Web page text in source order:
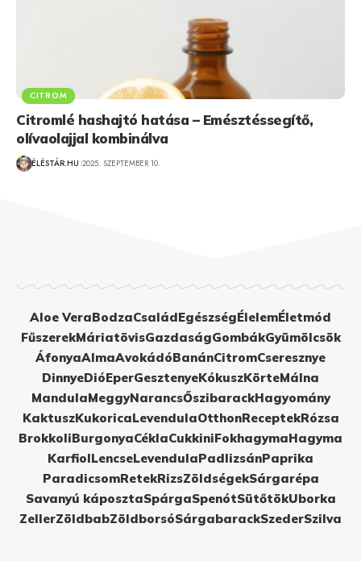
CITROM
Citromlé hashajtó hatása – Emésztéssegítő,
olívaolajjal kombinálva
ÉLÉSTÁR.HU 2025. SZEPTEMBER 10.
Aloe VeraBodzaCsaládEgészségÉlelemÉletmód
FűszerekMáriatövisGazdaságGombákGyümölcsök
ÁfonyaAlmaAvokádóBanánCitromCseresznye
DinnyeDióEperGesztenyeKókuszKörteMálna
MandulaMeggyNarancsŐszibarackHagyomány
KaktuszKukoricaLevendulaOtthonReceptekRózsa
BrokkoliBurgonyaCéklaCukkiniFokhagymaHagyma
KarfiolLencseLevendulaPadlizsánPaprika
ParadicsomRetekRizsZöldségekSárgarépa
Savanyú káposztaSpárgaSpenótSütőtökUborka
ZellerZöldbabZöldborsóSárgabarackSzederSzilva